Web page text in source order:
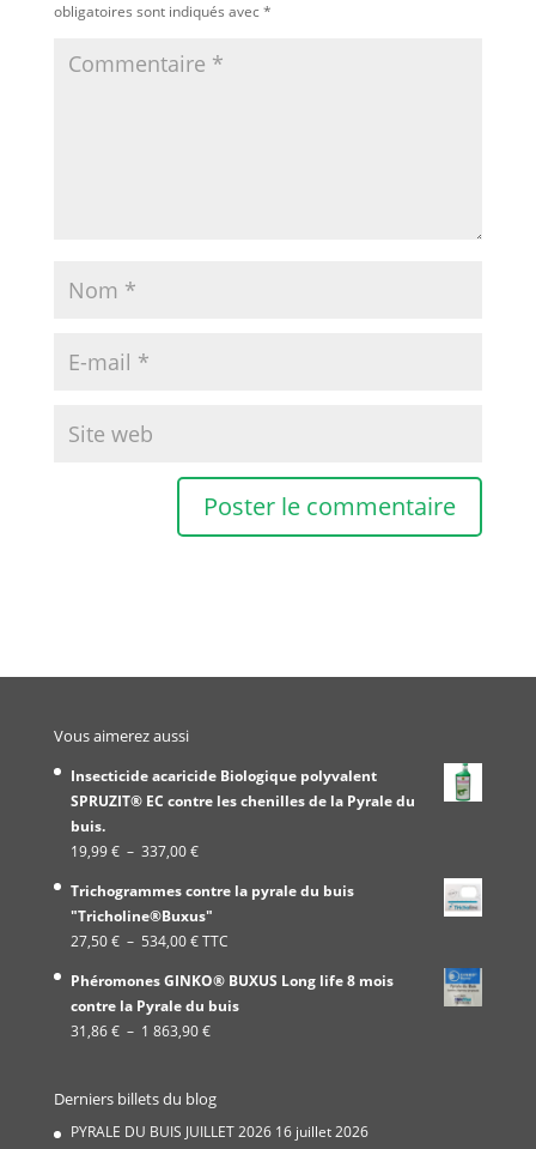
obligatoires sont indiqués avec*
Vous aimerez aussi
Insecticide acaricide Biologique polyvalent
SPRUZIT® EC contre les chenilles de la Pyrale du
buis.
19,99€ – 337,00€Plage
prix :
19,99 €
à
337,00 €
Trichogrammes contre la pyrale du buis
"Tricholine®Buxus"
27,50€ – 534,00€Plage
prix :
27,50 €
à
TTC
Phéromones GINKO® BUXUS Long life 8 mois
contre la Pyrale du buis
31,86€ – 1 863,90€Plage
31,86 €
à
Derniers billets du blog
PYRALE DU BUIS JUILLET 2026 16 juillet 2026